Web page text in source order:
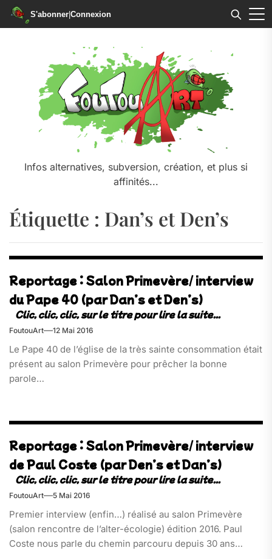
S'abonner|Connexion
Infos alternatives, subversion, création, et plus si
affinités...
Étiquette : Dan’s et Den’s
Reportage : Salon Primevère/ interview
du Pape 40 (par Dan’s et Den’s)
FoutouArt 12 Mai 2016
Le Pape 40 de l’église de la très sainte consommation était
présent au salon Primevère pour prêcher la bonne
parole…
Reportage : Salon Primevère/ interview
de Paul Coste (par Den’s et Dan’s)
FoutouArt 5 Mai 2016
Premier interview (enfin…) réalisé au salon Primevère
(salon rencontre de l’alter-écologie) édition 2016. Paul
Coste nous parle du chemin parcouru depuis 30 ans…